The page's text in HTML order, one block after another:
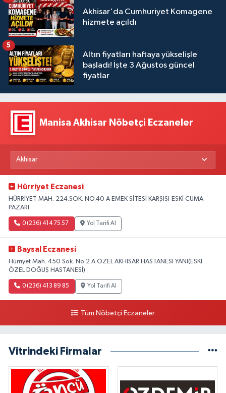
Akhisar'da Cumhuriyet Komagene
hizmete açıldı
Altın fiyatları haftaya yükselişle
başladı! İşte 3 Ağustos güncel
fiyatlar
5
Manisa Akhisar Nöbetçi Eczaneler
Hürriyet Eczanesi
HÜRRİYET MAH. 224.SOK. NO.40 A EMEK SİTESİ KARŞISI-ESKİ CUMA
PAZARI
0 (236) 414 75 57 Yol Tarifi Al
Baysal Eczanesi
Hürriyet Mah. 450 Sok. No:2 A ÖZEL AKHİSAR HASTANESİ YANI(ESKİ
ÖZEL DOĞUŞ HASTANESİ)
0 (236) 413 89 85 Yol Tarifi Al
Tüm Nöbetçi Eczaneler
Vitrindeki Firmalar